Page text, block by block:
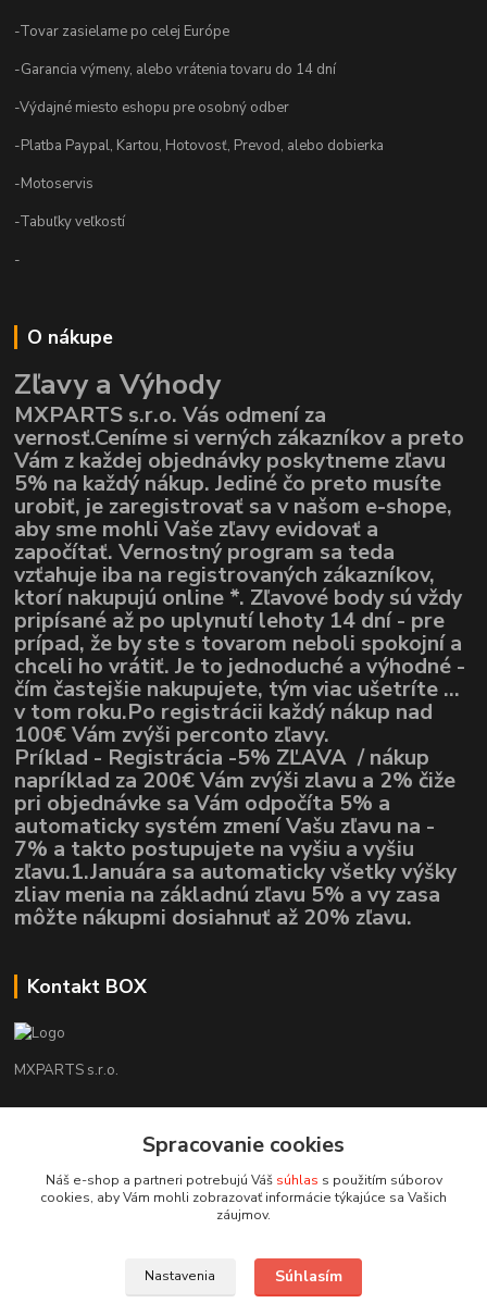
-Tovar zasielame po celej Európe
-Garancia výmeny, alebo vrátenia tovaru do 14 dní
-Výdajné miesto eshopu pre osobný odber
-Platba Paypal, Kartou, Hotovosť, Prevod, alebo dobierka
-Motoservis
-Tabuľky veľkostí
-
O nákupe
Zľavy a Výhody
MXPARTS s.r.o. Vás odmení za
vernosť.Ceníme si verných zákazníkov a preto
Vám z každej objednávky poskytneme zľavu
5% na každý nákup. Jediné čo preto musíte
urobiť, je zaregistrovať sa v našom e-shope,
aby sme mohli Vaše zľavy evidovať a
započítať. Vernostný program sa teda
vzťahuje iba na registrovaných zákazníkov,
ktorí nakupujú online *. Zľavové body sú vždy
pripísané až po uplynutí lehoty 14 dní - pre
prípad, že by ste s tovarom neboli spokojní a
chceli ho vrátiť. Je to jednoduché a výhodné -
čím častejšie nakupujete, tým viac ušetríte ...
v tom roku.Po registrácii každý nákup nad
100€ Vám zvýši perconto zľavy.
Príklad - Registrácia -5% ZĽAVA / nákup
napríklad za 200€ Vám zvýši zlavu a 2% čiže
pri objednávke sa Vám odpočíta 5% a
automaticky systém zmení Vašu zľavu na -
7% a takto postupujete na vyšiu a vyšiu
zľavu.1.Januára sa automaticky všetky výšky
zliav menia na základnú zľavu 5% a vy zasa
môžte nákupmi dosiahnuť až 20% zľavu.
Kontakt BOX
MXPARTS s.r.o.
+421948260186
motokrossk@gmail.com
Spracovanie cookies
Náš e-shop a partneri potrebujú Váš súhlas s použitím súborov
cookies, aby Vám mohli zobrazovať informácie týkajúce sa Vašich
záujmov.
Nastavenia Súhlasím